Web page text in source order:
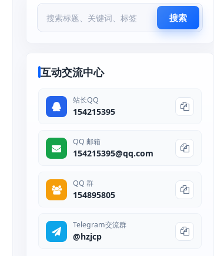
搜索
互动交流中心
站长QQ
154215395
QQ 邮箱
154215395@qq.com
QQ 群
154895805
Telegram交流群
@hzjcp